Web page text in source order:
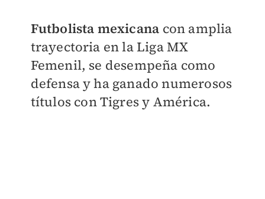
Futbolista mexicana con amplia
trayectoria en la Liga MX
Femenil, se desempeña como
defensa y ha ganado numerosos
títulos con Tigres y América.